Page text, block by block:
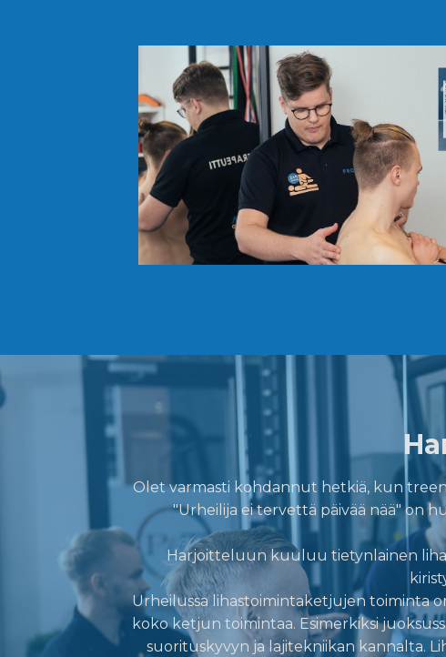
Olet varmasti kohdannut hetkiä, kun
"Urheilija ei tervettä päivää nää" on
Harjoitteluun kuuluu tietynlainen
Urheilussa lihastoimintaketjujen toiminta
koko ketjun toimintaa. Esimerkiksi
suorituskyvyn ja lajitekniikan kannalta.